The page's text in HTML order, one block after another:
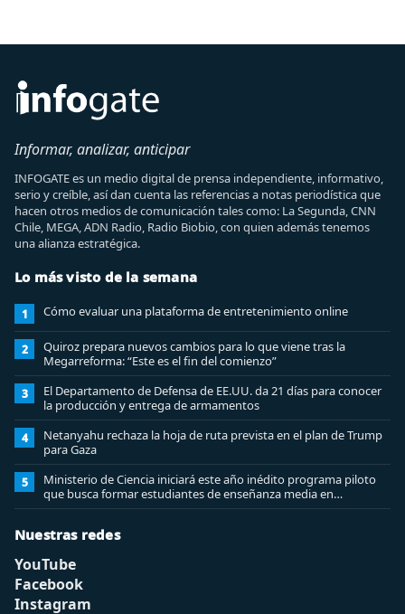
Informar, analizar, anticipar
INFOGATE es un medio digital de prensa independiente, informativo,
serio y creíble, así dan cuenta las referencias a notas periodística que
hacen otros medios de comunicación tales como: La Segunda, CNN
Chile, MEGA, ADN Radio, Radio Biobio, con quien además tenemos
una alianza estratégica.
Lo más visto de la semana
1 Cómo evaluar una plataforma de entretenimiento online
2
Quiroz prepara nuevos cambios para lo que viene tras la
Megarreforma: “Este es el fin del comienzo”
3
El Departamento de Defensa de EE.UU. da 21 días para conocer
la producción y entrega de armamentos
4
Netanyahu rechaza la hoja de ruta prevista en el plan de Trump
para Gaza
5
Ministerio de Ciencia iniciará este año inédito programa piloto
que busca formar estudiantes de enseñanza media en
ciberseguridad
Nuestras redes
YouTube
Facebook
Instagram